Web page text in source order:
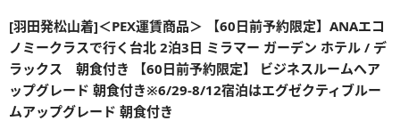
[羽田発松山着]＜PEX運賃商品＞ 【60日前予約限定】ANAエコ
ノミークラスで行く台北 2泊3日 ミラマー ガーデン ホテル / デ
ラックス 朝食付き 【60日前予約限定】 ビジネスルームへア
ップグレード 朝食付き※6/29-8/12宿泊はエグゼクティブルー
ムアップグレード 朝食付き